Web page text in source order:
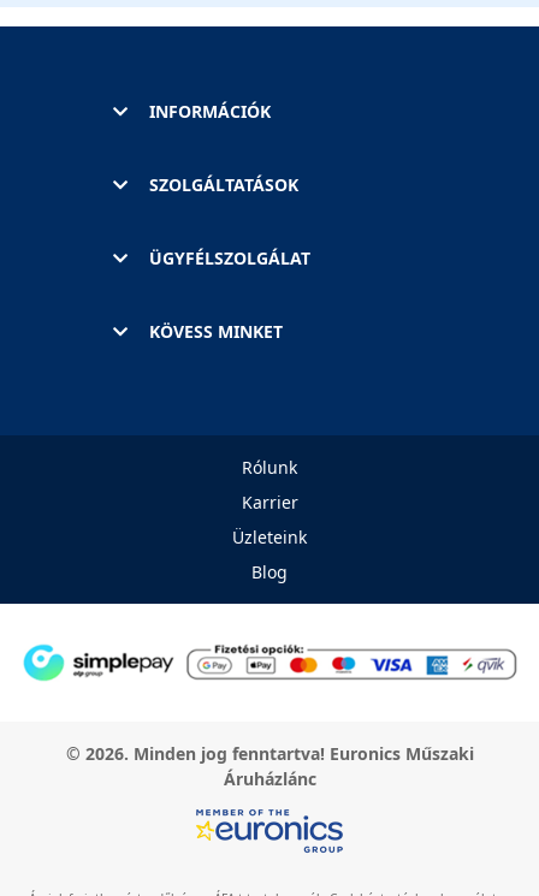
INFORMÁCIÓK
SZOLGÁLTATÁSOK
ÜGYFÉLSZOLGÁLAT
KÖVESS MINKET
Rólunk
Karrier
Üzleteink
Blog
© 2026. Minden jog fenntartva! Euronics Műszaki
Áruházlánc